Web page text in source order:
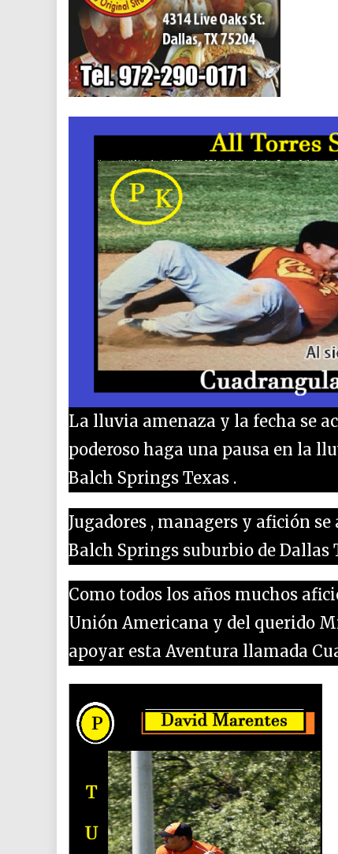
La lluvia amenaza y la fecha se
poderoso haga una pausa en la
Balch Springs Texas .
Jugadores , managers y afición
Balch Springs suburbio de Dallas
Como todos los años muchos
Unión Americana y del querido
apoyar esta Aventura llamada